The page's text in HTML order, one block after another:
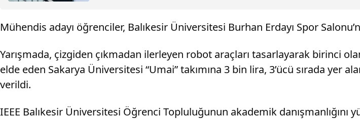
Mühendis adayı öğrenciler, Balıkesir Üniversitesi Burhan Erdayı Spor
Yarışmada, çizgiden çıkmadan ilerleyen robot araçları tasarlayarak birinci
elde eden Sakarya Üniversitesi “Umai” takımına 3 bin lira, 3’ücü sırada yer
verildi.
IEEE Balıkesir Üniversitesi Öğrenci Topluluğunun akademik danışmanlığını